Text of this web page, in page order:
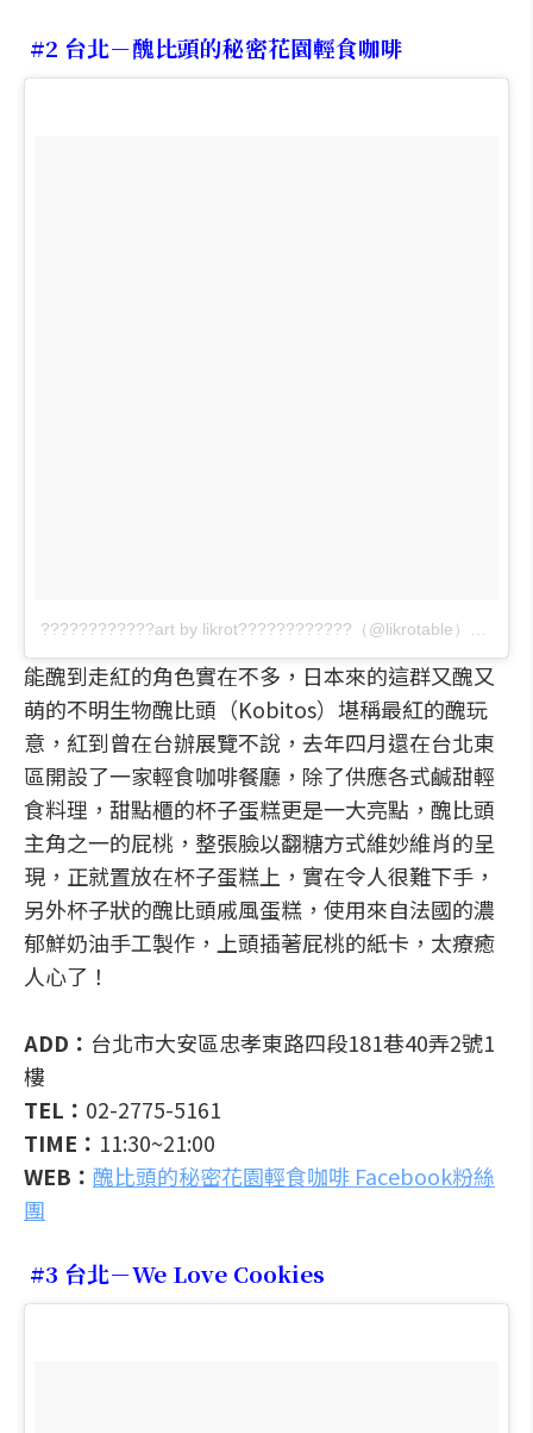
#2 台北－醜比頭的秘密花園輕食咖啡
能醜到走紅的角色實在不多，日本來的這群又醜又
萌的不明生物醜比頭（Kobitos）堪稱最紅的醜玩
意，紅到曾在台辦展覽不說，去年四月還在台北東
區開設了一家輕食咖啡餐廳，除了供應各式鹹甜輕
食料理，甜點櫃的杯子蛋糕更是一大亮點，醜比頭
主角之一的屁桃，整張臉以翻糖方式維妙維肖的呈
現，正就置放在杯子蛋糕上，實在令人很難下手，
另外杯子狀的醜比頭戚風蛋糕，使用來自法國的濃
郁鮮奶油手工製作，上頭插著屁桃的紙卡，太療癒
人心了！
ADD： 台北市大安區忠孝東路四段181巷40弄2號1
樓
TEL： 02-2775-5161
TIME： 11:30~21:00
WEB： 醜比頭的秘密花園輕食咖啡 Facebook粉絲
團
#3 台北－We Love Cookies